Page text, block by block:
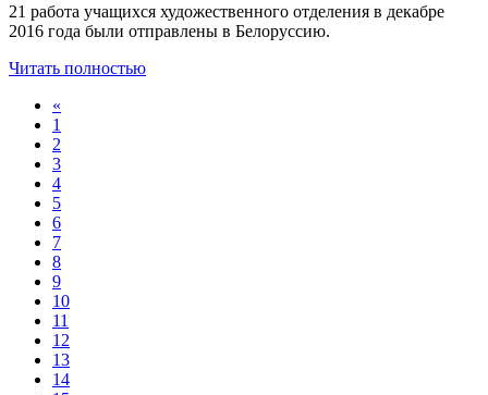
21 работа учащихся художественного отделения в декабре
2016 года были отправлены в Белоруссию.
Читать полностью
«
1
2
3
4
5
6
7
8
9
10
11
12
13
14